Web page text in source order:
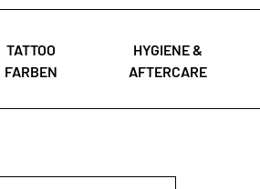
TATTOO
FARBEN
HYGIENE &
AFTERCARE